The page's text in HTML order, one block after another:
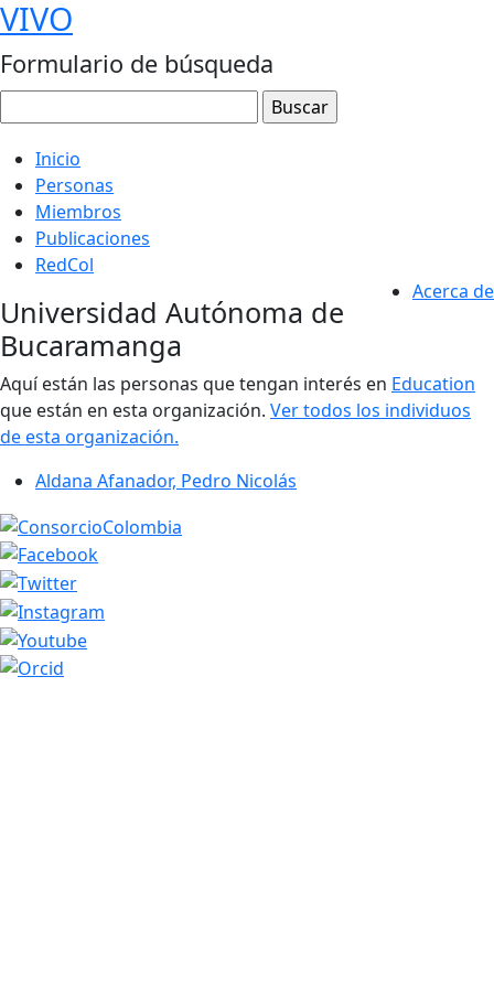
VIVO
Formulario de búsqueda
Inicio
Personas
Miembros
Publicaciones
RedCol
Acerca de
Universidad Autónoma de
Bucaramanga
Aquí están las personas que tengan interés en Education
que están en esta organización. Ver todos los individuos
de esta organización.
Aldana Afanador, Pedro Nicolás